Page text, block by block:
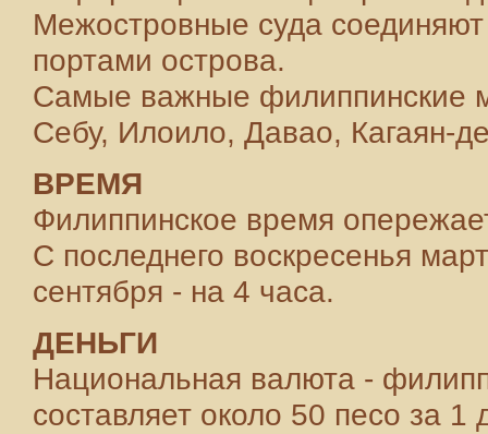
Межостровные суда
портами острова.
Самые важные филиппинские
Себу, Илоило, Давао, Кагаян-
ВРЕМЯ
Филиппинское время
С последнего воскресенья
сентября - на 4 часа.
ДЕНЬГИ
Национальная валюта -
составляет около 50 песо за